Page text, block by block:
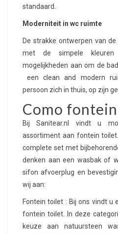
standaard.
Moderniteit in wc ruimte
De strakke ontwerpen van
met de simpele
mogelijkheden aan om de
een clean and modern
persoon zich in thuis, op zijn
Como
Bij Sanitear.nl vindt u
assortiment aan fontein
complete set met
denken aan een wasbak of
sifon afvoerplug en
wij aan:
Fontein toilet : Bij ons vindt u
fontein toilet. In deze
keuze aan natuursteen